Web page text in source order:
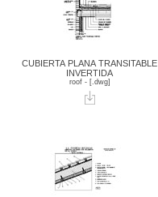
CUBIERTA PLANA TRANSITABLE
INVERTIDA
roof - [.dwg]